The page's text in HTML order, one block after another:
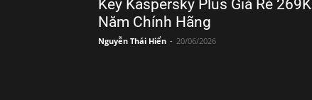
Key Kaspersky Plus Giá Rẻ 269K
Năm Chính Hãng
Nguyễn Thái Hiển - 20/06/2026